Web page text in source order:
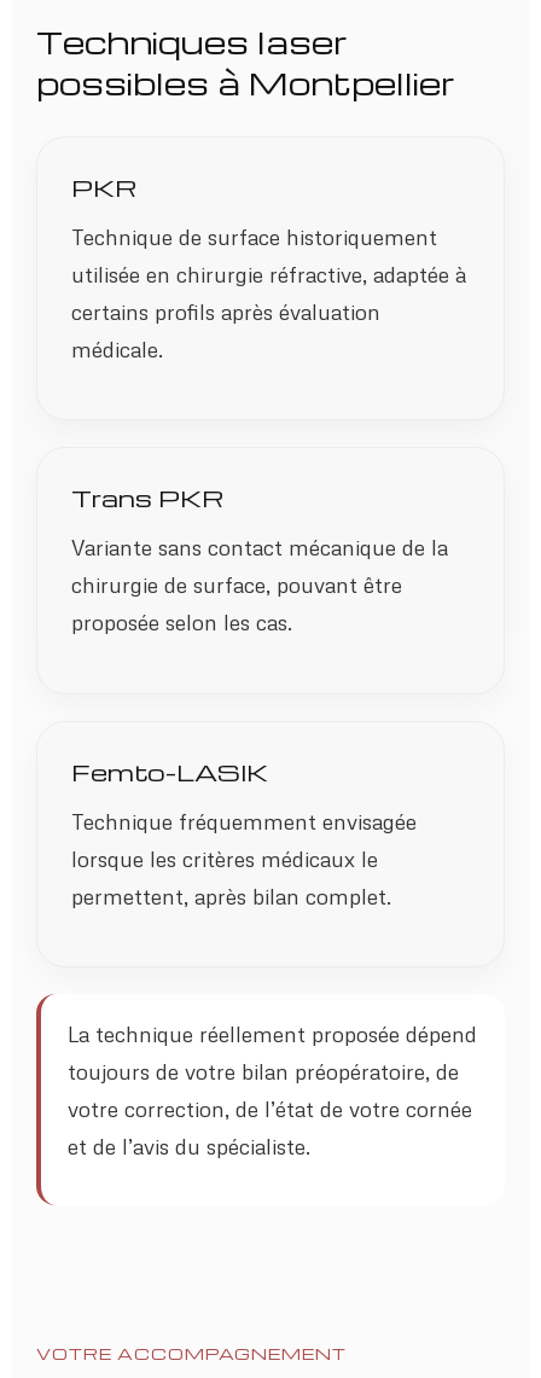
Techniques laser
possibles à Montpellier
PKR
Technique de surface historiquement
utilisée en chirurgie réfractive, adaptée à
certains profils après évaluation
médicale.
Trans PKR
Variante sans contact mécanique de la
chirurgie de surface, pouvant être
proposée selon les cas.
Femto-LASIK
Technique fréquemment envisagée
lorsque les critères médicaux le
permettent, après bilan complet.
La technique réellement proposée dépend
toujours de votre bilan préopératoire, de
votre correction, de l’état de votre cornée
et de l’avis du spécialiste.
VOTRE ACCOMPAGNEMENT